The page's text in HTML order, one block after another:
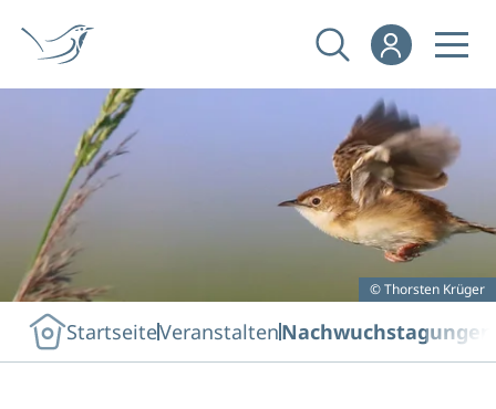
© Thorsten Krüger
StartseiteVeranstaltenNachwuchstagungen